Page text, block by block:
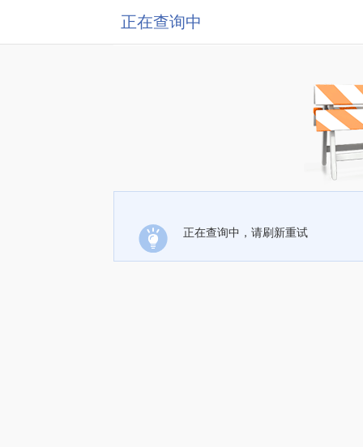
正在查询中
正在查询中，请刷新重试